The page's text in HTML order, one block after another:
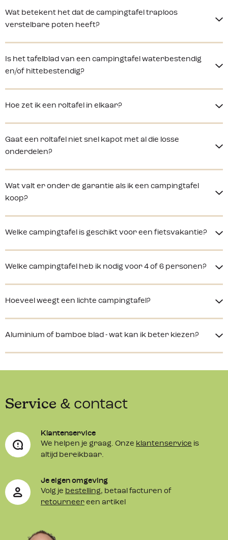
Wat betekent het dat de campingtafel traploos
verstelbare poten heeft?
Is het tafelblad van een campingtafel waterbestendig
en/of hittebestendig?
Hoe zet ik een roltafel in elkaar?
Gaat een roltafel niet snel kapot met al die losse
onderdelen?
Wat valt er onder de garantie als ik een campingtafel
koop?
Welke campingtafel is geschikt voor een fietsvakantie?
Welke campingtafel heb ik nodig voor 4 of 6 personen?
Hoeveel weegt een lichte campingtafel?
Aluminium of bamboe blad - wat kan ik beter kiezen?
Service & contact
Klantenservice
We helpen je graag. Onze klantenservice is
altijd bereikbaar.
Je eigen omgeving
Volg je bestelling, betaal facturen of
retourneer een artikel